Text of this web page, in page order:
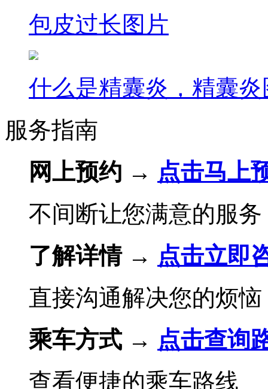
包皮过长图片
什么是精囊炎，精囊炎
服务指南
网上预约 → 点击马上
不间断让您满意的服务
了解详情 → 点击立即
直接沟通解决您的烦恼
乘车方式 → 点击查询
查看便捷的乘车路线